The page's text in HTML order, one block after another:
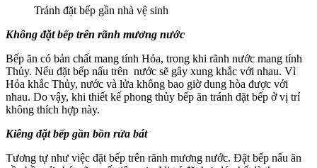
Tránh đặt bếp gần nhà vệ sinh
Không đặt bếp trên rãnh mương nước
Bếp ăn có bản chất mang tính Hỏa, trong khi rãnh nước mang tính
Thủy. Nếu đặt bếp nấu trên nước sẽ gây xung khắc với nhau. Vì
Hỏa khắc Thủy, nước và lửa không bao giờ dung hòa được với
nhau. Do vậy, khi thiết kế phong thủy bếp ăn tránh đặt bếp ở vị trí
không thích hợp này.
Kiêng đặt bếp gần bồn rửa bát
Tương tự như việc đặt bếp trên rãnh mương nước. Đặt bếp nấu ăn